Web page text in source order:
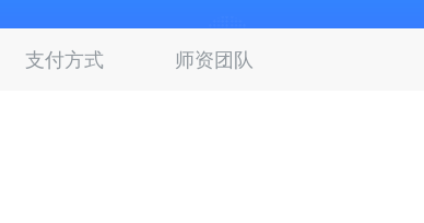
支付方式 师资团队